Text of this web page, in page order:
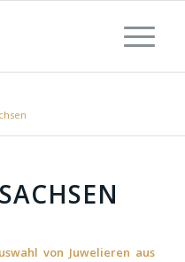
von Juwelieren aus